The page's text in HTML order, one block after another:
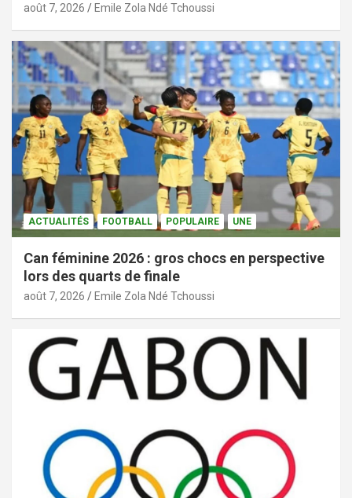
août 7, 2026 Emile Zola Ndé Tchoussi
ACTUALITÉS FOOTBALL POPULAIRE UNE
Can féminine 2026 : gros chocs en perspective
lors des quarts de finale
août 7, 2026 Emile Zola Ndé Tchoussi